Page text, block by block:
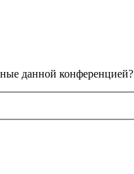
данной конференцией?